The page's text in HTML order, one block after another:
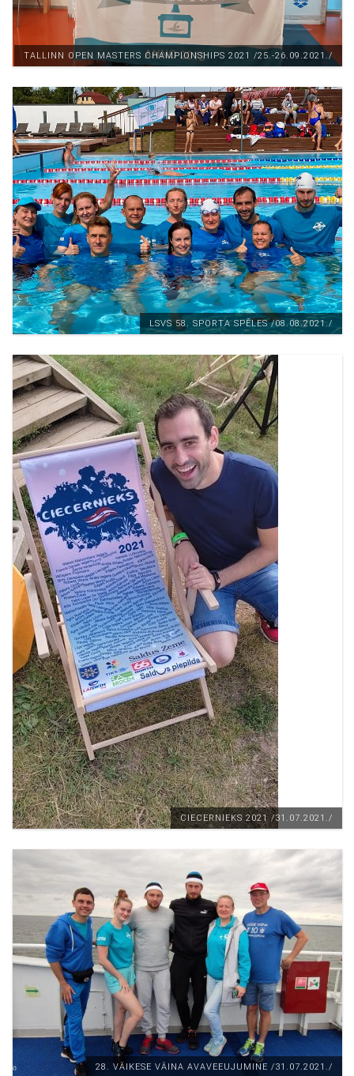
TALLINN OPEN MASTERS CHAMPIONSHIPS 2021 /25.-26.09.2021./
LSVS 58. SPORTA SPĒLES /08.08.2021./
CIECERNIEKS 2021 /31.07.2021./
28. VÄIKESE VÄINA AVAVEEUJUMINE /31.07.2021./